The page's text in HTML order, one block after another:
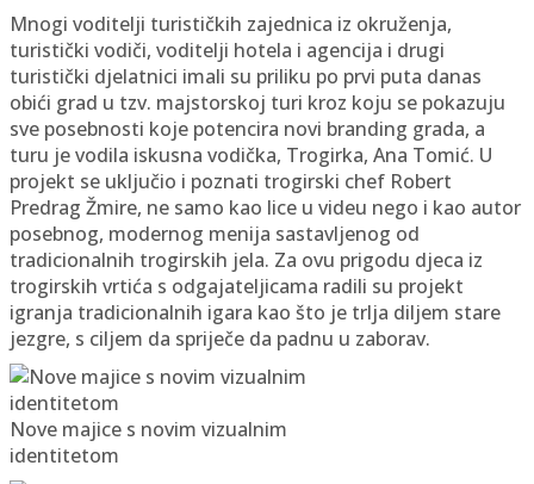
Mnogi voditelji turističkih zajednica iz okruženja,
turistički vodiči, voditelji hotela i agencija i drugi
turistički djelatnici imali su priliku po prvi puta danas
obići grad u tzv. majstorskoj turi kroz koju se pokazuju
sve posebnosti koje potencira novi branding grada, a
turu je vodila iskusna vodička, Trogirka, Ana Tomić. U
projekt se uključio i poznati trogirski chef Robert
Predrag Žmire, ne samo kao lice u videu nego i kao autor
posebnog, modernog menija sastavljenog od
tradicionalnih trogirskih jela. Za ovu prigodu djeca iz
trogirskih vrtića s odgajateljicama radili su projekt
igranja tradicionalnih igara kao što je trlja diljem stare
jezgre, s ciljem da spriječe da padnu u zaborav.
Nove majice s novim vizualnim
identitetom